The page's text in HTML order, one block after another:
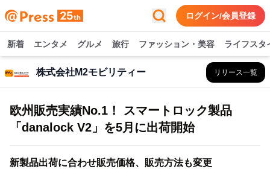
ログイン/会員登録
新着 エンタメ グルメ 旅行 ファッション・美容 ライフスタ
株式会社M2モビリティー リリース一覧
欧州販売実績No.1！ スマートロック製品
「danalock V2」を5月に出荷開始
新製品出荷に合わせ販売価格、販売方法も変更